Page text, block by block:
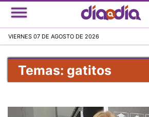
Pasar
al
principal
VIERNES 07 DE AGOSTO DE 2026
Temas: gatitos